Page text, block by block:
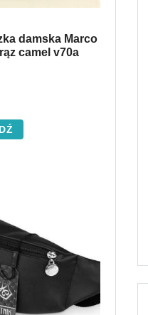
damska Marco
camel v70a